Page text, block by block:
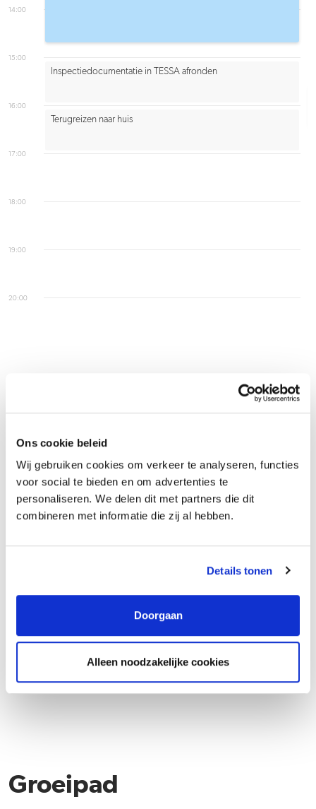
Ons cookie beleid
Wij gebruiken cookies om verkeer te analyseren, functies
voor social te bieden en om advertenties te
personaliseren. We delen dit met partners die dit
combineren met informatie die zij al hebben.
Details tonen
Doorgaan
Alleen noodzakelijke cookies
14:00
15:00
16:00
17:00
18:00
19:00
20:00
Terugreizen naar huis
Inspectiedocumentatie in TESSA afronden
Je bent aan boord van een schip dat een paar
dagen ligt aangemeerd voor bevoorrading en
bemanningswisseling en voert inspecties uit op
hijsapparatuur. Je constateert echter dat
bepaalde materialen niet meer voldoen aan de
Groeipad